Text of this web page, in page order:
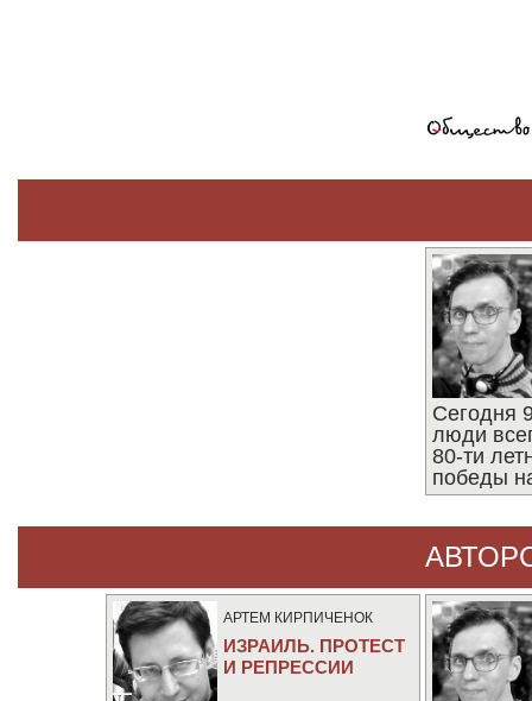
Сегодня
люди
80-ти
победы
АРТЕМ КИРПИЧЕНОК
ИЗРАИЛЬ. ПРОТЕСТ
И РЕПРЕССИИ